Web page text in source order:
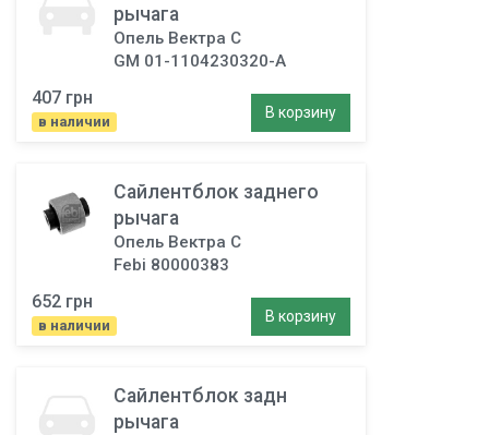
рычага
Опель Вектра C
GM 01-1104230320-A
407 грн
в наличии
В корзину
Сайлентблок заднего
рычага
Опель Вектра C
Febi 80000383
652 грн
в наличии
В корзину
Сайлентблок задн
рычага